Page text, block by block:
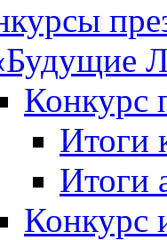
Конкурс
Итоги
Итоги
Конкурс